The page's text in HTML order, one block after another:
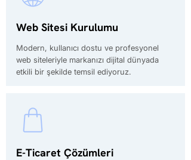
Web Sitesi Kurulumu
Modern, kullanıcı dostu ve profesyonel
web siteleriyle markanızı dijital dünyada
etkili bir şekilde temsil ediyoruz.
E-Ticaret Çözümleri